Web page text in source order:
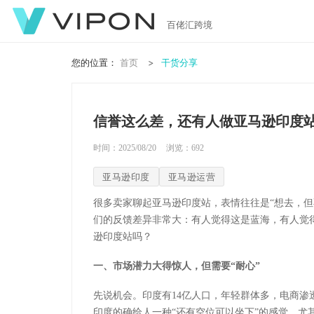
百佬汇跨境
您的位置： 首页 干货分享
信誉这么差，还有人做亚马逊印度
时间：2025/08/20 浏览： 692
亚马逊印度 亚马逊运营
很多卖家聊起亚马逊印度站，表情往往是“想去，
们的反馈差异非常大：有人觉得这是蓝海，有人
逊印度站吗？
一、市场潜力大得惊人，但需要“耐心”
先说机会。印度有14亿人口，年轻群体多，电商